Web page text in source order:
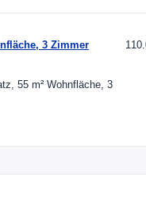
3 Zimmer
55 m² Wohnfläche, 3